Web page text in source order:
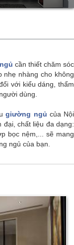
cần thiết chăm sóc
nhàng cho không
với kiểu dáng, thẩm
dùng.
giường ngủ của Nội
đại, chất liệu đa dạng:
bọc nệm,... sẽ mang
ngủ của bạn.